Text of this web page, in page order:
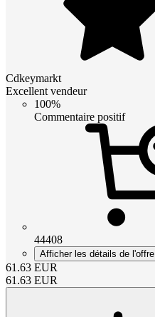
Cdkeymarkt
Excellent vendeur
100%
Commentaire positif
44408
Afficher les détails de l'offre
61.63 EUR
61.63 EUR